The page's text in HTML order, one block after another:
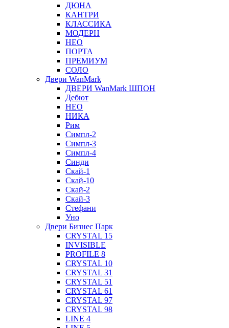
ДЮНА
КАНТРИ
КЛАССИКА
МОДЕРН
НЕО
ПОРТА
ПРЕМИУМ
СОЛО
Двери WanMark
ДВЕРИ WanMark ШПОН
Дебют
НЕО
НИКА
Рим
Симпл-2
Симпл-3
Симпл-4
Синди
Скай-1
Скай-10
Скай-2
Скай-3
Стефани
Уно
Двери Бизнес Парк
CRYSTAL 15
INVISIBLE
PROFILE 8
CRYSTAL 10
CRYSTAL 31
CRYSTAL 51
CRYSTAL 61
CRYSTAL 97
CRYSTAL 98
LINE 4